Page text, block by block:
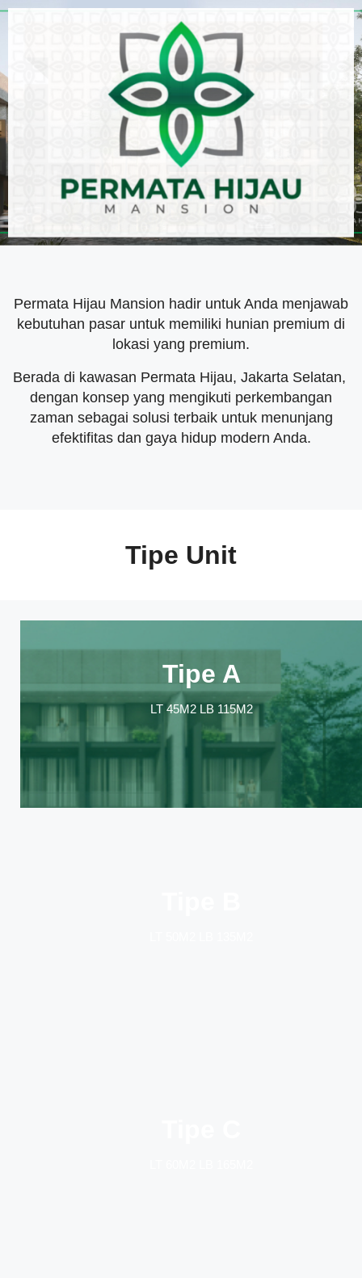
Permata Hijau Mansion hadir untuk Anda menjawab
kebutuhan pasar untuk memiliki hunian premium di
lokasi yang premium.
Berada di kawasan Permata Hijau, Jakarta Selatan,
dengan konsep yang mengikuti perkembangan
zaman sebagai solusi terbaik untuk menunjang
efektiﬁtas dan gaya hidup modern Anda.
Tipe Unit
Tipe A
LT 45M2 LB 115M2